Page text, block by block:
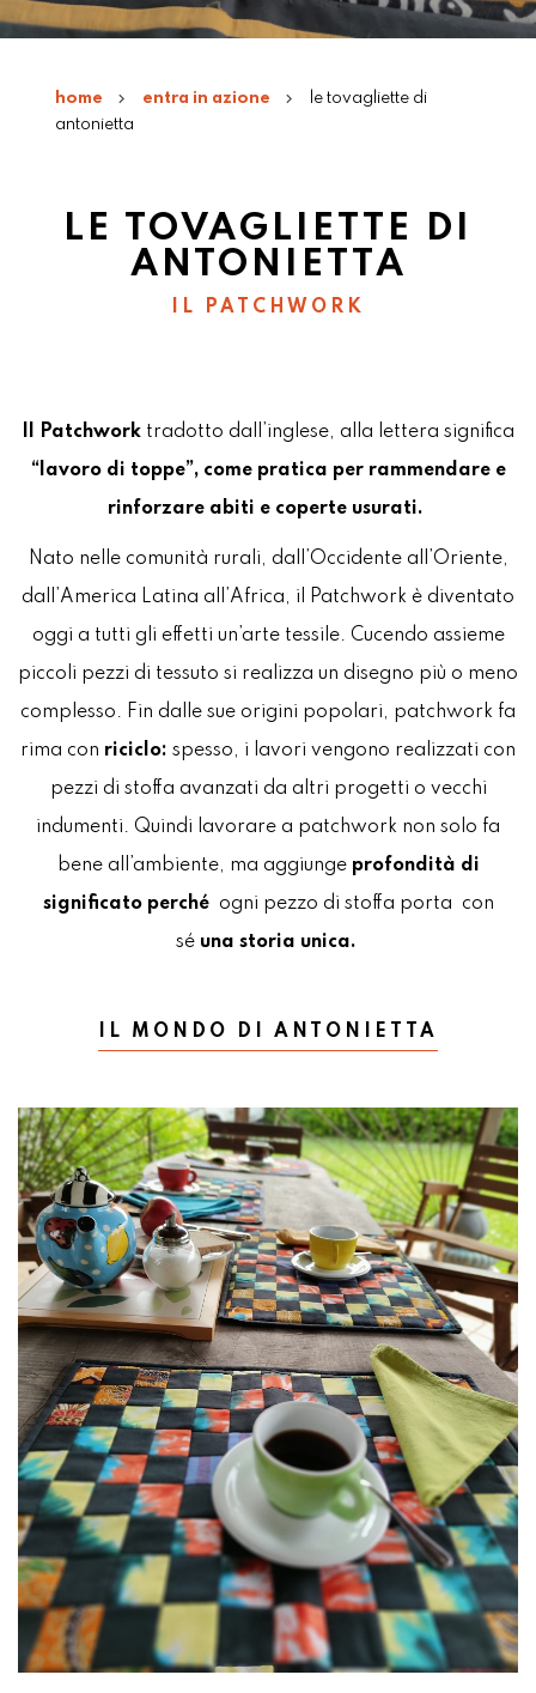
home entra in azione
le tovagliette di
antonietta
LE TOVAGLIETTE DI
ANTONIETTA
IL PATCHWORK
Il Patchwork tradotto dall’inglese, alla lettera significa
“lavoro di toppe”, come pratica per rammendare e
rinforzare abiti e coperte usurati.
Nato nelle comunità rurali, dall’Occidente all’Oriente,
dall’America Latina all’Africa, il Patchwork è diventato
oggi a tutti gli effetti un’arte tessile. Cucendo assieme
piccoli pezzi di tessuto si realizza un disegno più o meno
complesso. Fin dalle sue origini popolari, patchwork fa
rima con riciclo: spesso, i lavori vengono realizzati con
pezzi di stoffa avanzati da altri progetti o vecchi
indumenti. Quindi lavorare a patchwork non solo fa
bene all’ambiente, ma aggiunge profondità di
significato perché ogni pezzo di stoffa porta con
sé una storia unica.
IL MONDO DI ANTONIETTA